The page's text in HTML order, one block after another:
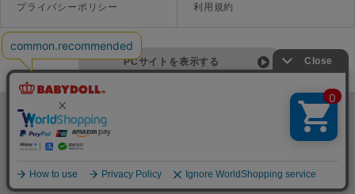
プライバシーポリシー 利用規約
PCサイトを表示する
©Disney ©Disney/Pixar ©Disney. Based on the "Winnie the Pooh" works by A.A. Milne and E.H. Shepard.